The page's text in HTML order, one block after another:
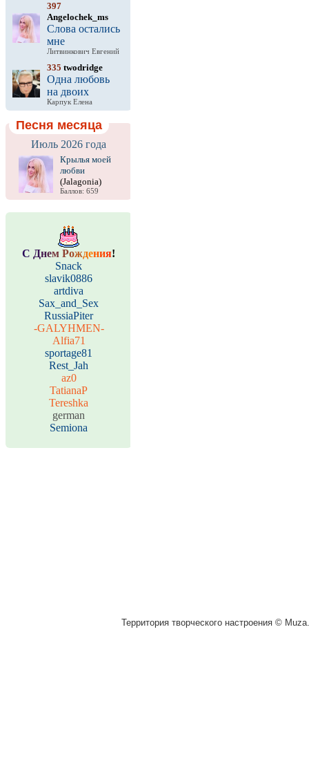
397
Angelochek_ms
Слова остались
мне
Литвинкович Евгений
335 twodridge
Одна любовь
на двоих
Карпук Елена
Песня месяца
Июль 2026 года
Крылья моей
любви
(Jalagonia)
Баллов: 659
С Днем Рождения!
Snack
slavik0886
artdiva
Sax_and_Sex
RussiaPiter
-GALYHMEN-
Alfia71
sportage81
Rest_Jah
az0
TatianaP
Tereshka
german
Semiona
Территория творческого настроения ©